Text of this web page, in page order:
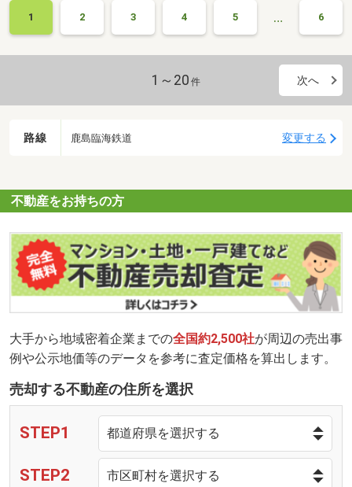
1 2 3 4 5 … 6
1～20 件 次へ
路線 鹿島臨海鉄道 変更する
不動産をお持ちの方
大手から地域密着企業までの全国約2,500社が周辺の売出事
例や公示地価等のデータを参考に査定価格を算出します。
売却する不動産の住所を選択
STEP1
STEP2